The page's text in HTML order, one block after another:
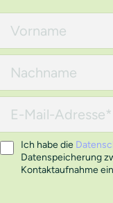
Ich habe die
Datenspeicherung
Kontaktaufnahme